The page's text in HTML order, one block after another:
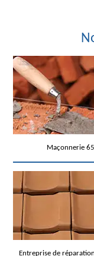
Maçonnerie 65
Entreprise de